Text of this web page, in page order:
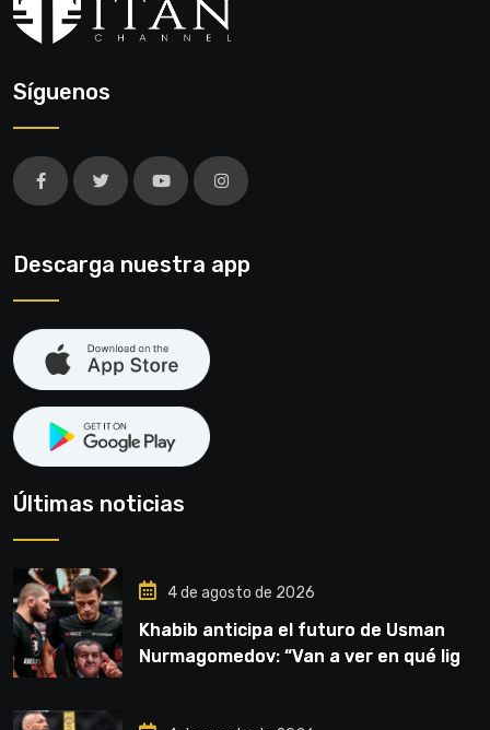
Síguenos
Descarga nuestra app
Últimas noticias
4 de agosto de 2026
Khabib anticipa el futuro de Usman
Nurmagomedov: “Van a ver en qué liga